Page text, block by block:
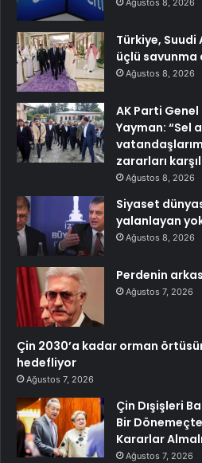
Ağustos 8, 2026
Türkiye,
üçlü savunma
Ağustos 8, 2026
AK Parti Genel
Yayman: “Sel
zararları
Ağustos 8, 2026
Siyaset
yalanlayan
Ağustos 8, 2026
Perdenin
Ağustos 7, 2026
Çin 2030’a kadar orman
hedefliyor
Ağustos 7, 2026
Çin Dışişleri
Bir
Kararlar Almalı
Ağustos 7, 2026